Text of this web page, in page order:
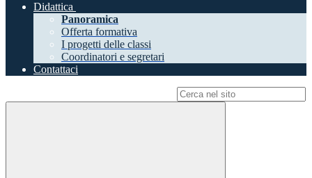
Didattica
Panoramica
Offerta formativa
I progetti delle classi
Coordinatori e segretari
Contattaci